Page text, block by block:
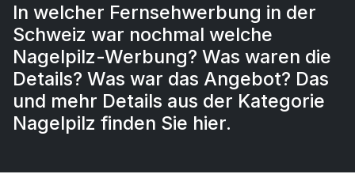
In welcher Fernsehwerbung in der
Schweiz war nochmal welche
Nagelpilz-Werbung? Was waren die
Details? Was war das Angebot? Das
und mehr Details aus der Kategorie
Nagelpilz finden Sie hier.